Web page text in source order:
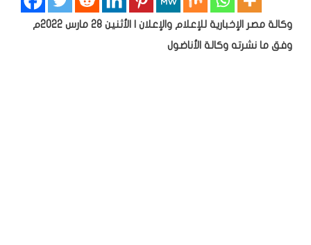
وكالة مصر الإخبارية للإعلام والإعلان | الأثنين 28 مارس 2022م
وفق ما نشرته وكالة الأناضول